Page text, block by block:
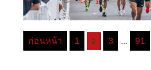
Posts
ก่อนหน้า 1 2 3 91